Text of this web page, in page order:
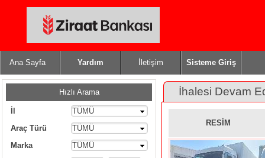
Ana Sayfa Yardım İletişim Sisteme Giriş
Hızlı Arama
TÜMÜ
Araç Türü
TÜMÜ
Marka
TÜMÜ
İhalesi Devam
RESİM